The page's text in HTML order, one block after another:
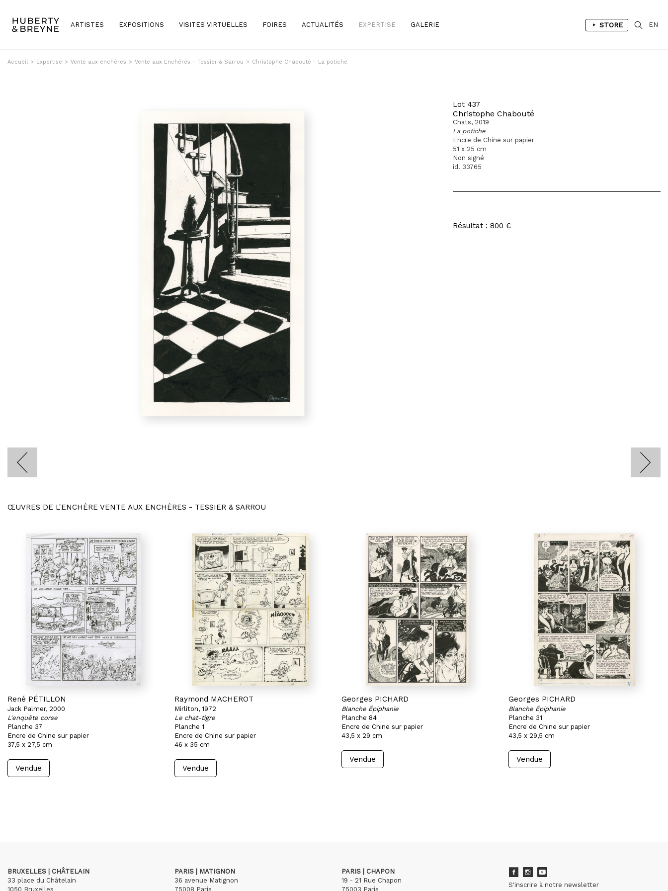
ARTISTES EXPOSITIONS VISITES VIRTUELLES FOIRES ACTUALITÉS EXPERTISE GALERIE STORE EN
Accueil > Expertise > Vente aux enchères > Vente aux Enchéres - Tessier & Sarrou > Christophe Chabouté - La potiche
Lot 437
Christophe Chabouté
Chats, 2019
La potiche
Encre de Chine sur papier
51 x 25 cm
Non signé
id. 33765
Résultat : 800 €
ŒUVRES DE L'ENCHÈRE VENTE AUX ENCHÉRES - TESSIER & SARROU
René PÉTILLON
Jack Palmer, 2000
L'enquête corse
Planche 37
Encre de Chine sur papier
37,5 x 27,5 cm
Vendue
Raymond MACHEROT
Mirliton, 1972
Le chat-tigre
Planche 1
Encre de Chine sur papier
46 x 35 cm
Vendue
Georges PICHARD
Blanche Épiphanie
Planche 84
Encre de Chine sur papier
43,5 x 29 cm
Vendue
Georges PICHARD
Blanche Épiphanie
Planche 31
Encre de Chine sur papier
43,5 x 29,5 cm
Vendue
BRUXELLES | CHÂTELAIN
33 place du Châtelain
1050 Bruxelles
PARIS | MATIGNON
36 avenue Matignon
75008 Paris
PARIS | CHAPON
19 - 21 Rue Chapon
75003 Paris
S'inscrire à notre newsletter